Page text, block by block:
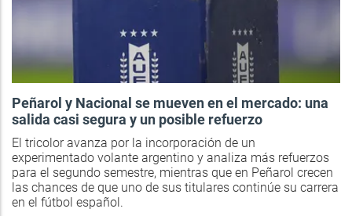
Peñarol y Nacional se mueven en el mercado: una
salida casi segura y un posible refuerzo
El tricolor avanza por la incorporación de un
experimentado volante argentino y analiza más refuerzos
para el segundo semestre, mientras que en Peñarol crecen
las chances de que uno de sus titulares continúe su carrera
en el fútbol español.